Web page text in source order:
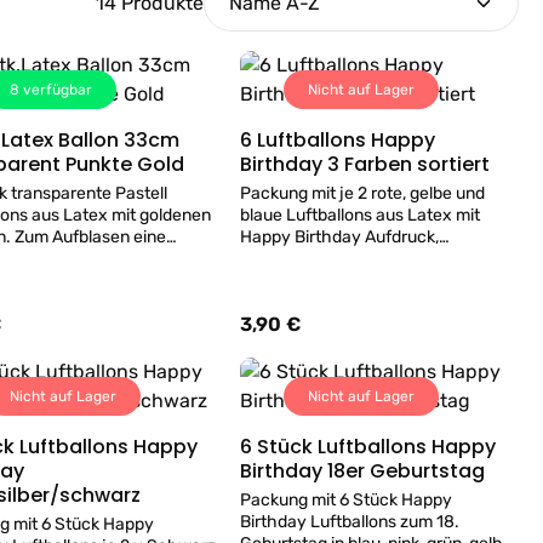
8 verfügbar
Details
Ballon 33cm
Punkte Gold
transparente Pastell
aus Latex mit goldenen
Zum Aufblasen eine
Preis:
Nicht auf Lager
Details
6 Luftballons Happy
Birthday 3 Farben sortiert
Packung mit je 2 rote, gelbe und
blaue Luftballons aus Latex mit
Happy Birthday Aufdruck,
auch gerne bei uns im Geschäft.
Regulärer Preis:
3,90 €
Nicht auf Lager
Details
Happy
schwarz
mit 6 Stück Happy
Nicht auf Lager
Details
6 Stück Luftballons Happy
Birthday 18er Geburtstag
Packung mit 6 Stück Happy
Birthday Luftballons zum 18.